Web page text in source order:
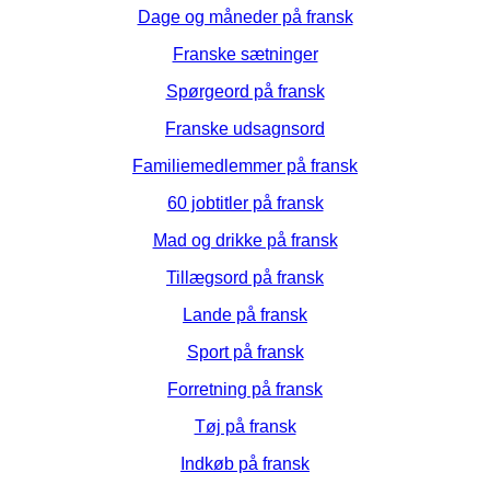
Dage og måneder på fransk
Franske sætninger
Spørgeord på fransk
Franske udsagnsord
Familiemedlemmer på fransk
60 jobtitler på fransk
Mad og drikke på fransk
Tillægsord på fransk
Lande på fransk
Sport på fransk
Forretning på fransk
Tøj på fransk
Indkøb på fransk